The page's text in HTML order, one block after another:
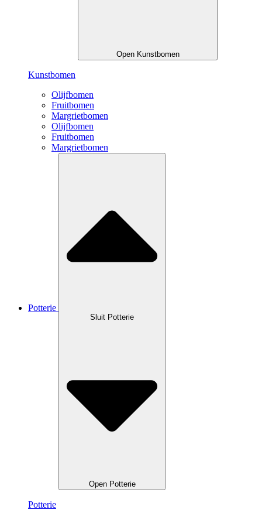
Open Kunstbomen
Kunstbomen
Olijfbomen
Fruitbomen
Margrietbomen
Olijfbomen
Fruitbomen
Margrietbomen
Potterie
Sluit Potterie
Open Potterie
Potterie